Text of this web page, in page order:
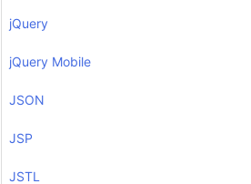
jQuery
jQuery Mobile
JSON
JSP
JSTL